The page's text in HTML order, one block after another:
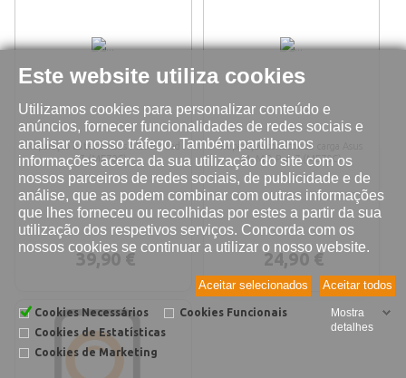
Este website utiliza cookies
Utilizamos cookies para personalizar conteúdo e
anúncios, fornecer funcionalidades de redes sociais e
analisar o nosso tráfego. Também partilhamos
informações acerca da sua utilização do site com os
nossos parceiros de redes sociais, de publicidade e de
análise, que as podem combinar com outras informações
que lhes forneceu ou recolhidas por estes a partir da sua
utilização dos respetivos serviços. Concorda com os
nossos cookies se continuar a utilizar o nosso website.
Aceitar todos
Aceitar selecionados
Cookies Necessários
Cookies Funcionais
Cookies de Estatísticas
Cookies de Marketing
Mostra
detalhes
Reparação bateria Asus MeMO Pad
7 (ME70C)
39,90 €
Reparação conetor de carga Asus
MeMO Pad 7 (ME70C)
24,90 €